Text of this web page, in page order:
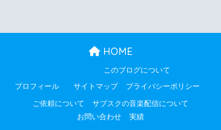
HOME
プロフィール
このブログについて
サイトマップ プライバシーポリシー
ご依頼について
サブスクの音楽配信について
お問い合わせ
実績